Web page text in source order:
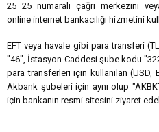
25 25 numaralı çağrı merkezini
online internet bankacılığı hizmetini
EFT veya havale gibi para transferi
"46", İstasyon Caddesi şube kodu
para transferleri için kullanılan (USD,
Akbank şubeleri için aynı olup
için bankanın resmi sitesini ziyaret